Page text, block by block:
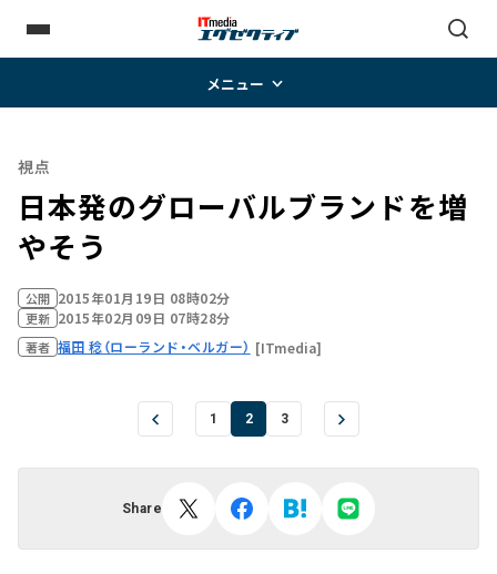
メニュー
視点
日本発のグローバルブランドを増
やそう
公開 2015年01月19日 08時02分
更新 2015年02月09日 07時28分
著者 福田 稔（ローランド・ベルガー） [ITmedia]
1 2 3
Share